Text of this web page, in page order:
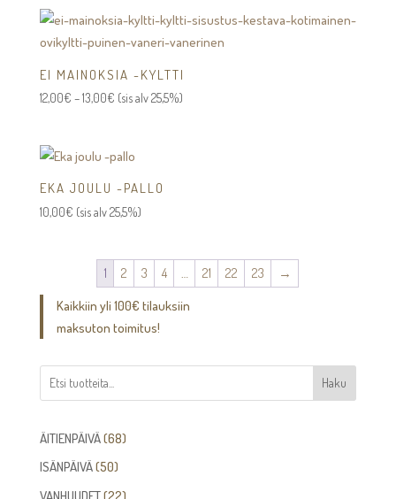
10,00€
EI MAINOKSIA -KYLTTI
12,00€ –13,00€Hintaluokka:
13,00€
(sis alv 25,5%)
EKA JOULU -PALLO
10,00€ (sis alv 25,5%)
1 2 3 4 … 21 22 23
→
Kaikkiin yli 100€ tilauksiin
maksuton toimitus!
Haku
ÄITIENPÄIVÄ 6868
ISÄNPÄIVÄ 5050
tuotetta
22